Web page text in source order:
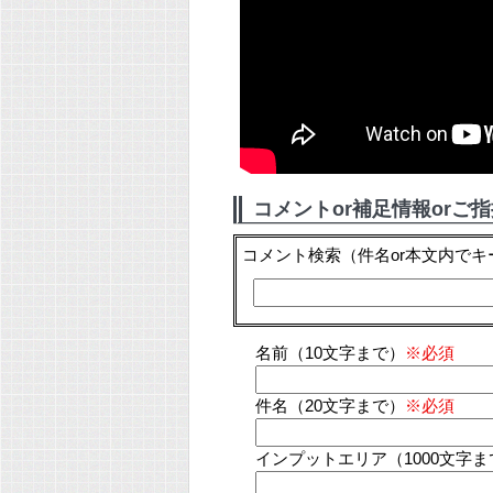
コメントor補足情報orご
コメント検索 （件名or本文内で
名前（10文字まで） ※必須
件名（20文字まで） ※必須
インプットエリア（1000文字ま